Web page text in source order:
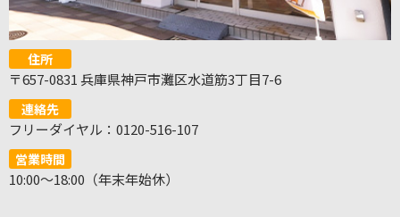
住所
〒657-0831 兵庫県神戸市灘区水道筋3丁目7-6
連絡先
フリーダイヤル：0120-516-107
営業時間
10:00～18:00（年末年始休）